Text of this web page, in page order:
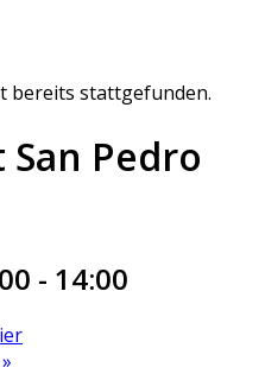
bereits stattgefunden.
Pedro
- 14:00
»